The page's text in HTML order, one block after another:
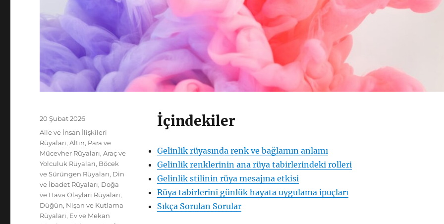
İçindekiler
Gelinlik rüyasında renk ve bağlamın anlamı
Gelinlik renklerinin ana rüya tabirlerindeki rolleri
Gelinlik stilinin rüya mesajına etkisi
Rüya tabirlerini günlük hayata uygulama ipuçları
Sıkça Sorulan Sorular
Yayın
tarihi
20 Şubat 2026
Kategoriler
Aile ve İnsan İlişkileri
Rüyaları,Altın, Para ve
Mücevher Rüyaları,Araç ve
Yolculuk Rüyaları, Böcek
ve Sürüngen Rüyaları, Din
ve İbadet Rüyaları, Doğa
ve Hava Olayları Rüyaları,
Düğün, Nişan ve Kutlama
Rüyaları, Ev ve Mekan